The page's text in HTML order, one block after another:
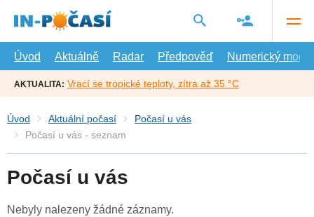
hlavní
Úvod
Aktuálně Radar Předpověď Numerický model
AKTUALITA: Vrací se tropické teploty, zítra až 35 °C
Úvod Aktuální počasí
Počasí u vás
Počasí u vás - seznam
Počasí u vás
Nebyly nalezeny žádné záznamy.